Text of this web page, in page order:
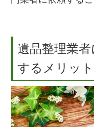
遺品整理業
するメリット